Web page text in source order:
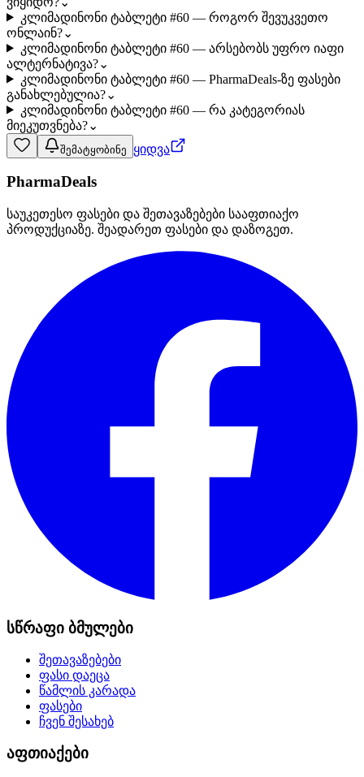
კლიმადინონი ტაბლეტი #60 — როგორ შევუკვეთო
ონლაინ?⌄
კლიმადინონი ტაბლეტი #60 — არსებობს უფრო იაფი
ალტერნატივა?⌄
კლიმადინონი ტაბლეტი #60 — PharmaDeals-ზე ფასები
განახლებულია?⌄
კლიმადინონი ტაბლეტი #60 — რა კატეგორიას
მიეკუთვნება?⌄
შემატყობინე ყიდვა
PharmaDeals
საუკეთესო ფასები და შეთავაზებები სააფთიაქო
პროდუქციაზე. შეადარეთ ფასები და დაზოგეთ.
სწრაფი ბმულები
შეთავაზებები
ფასი დაეცა
წამლის კარადა
ფასები
ჩვენ შესახებ
აფთიაქები